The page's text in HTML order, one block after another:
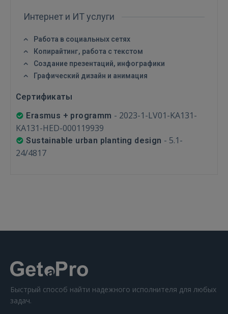
Интернет и ИТ услуги
Работа в социальных сетях
Копирайтинг, работа с текстом
Создание презентаций, инфографики
Графический дизайн и анимация
Сертификаты
Erasmus + programm - 2023-1-LV01-KA131-
KA131-HED-000119939
Sustainable urban planting design - 5.1-
24/4817
Быстрый способ найти надежного исполнителя для любых
задач.